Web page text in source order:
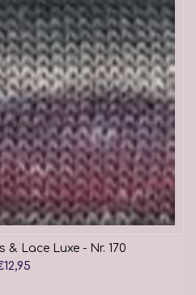
& Lace Luxe - Nr. 170